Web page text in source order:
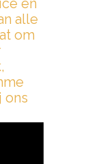
en
alle
om
ons